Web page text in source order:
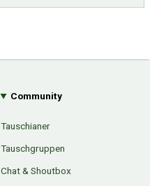
Community
Tauschianer
Tauschgruppen
Chat & Shoutbox